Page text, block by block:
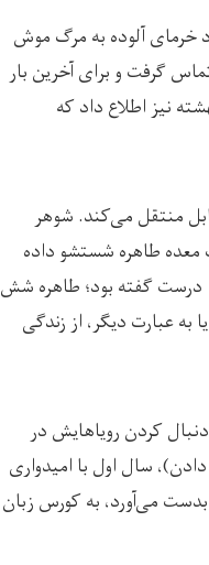
طاهره به تاریخ ۱۳ اپریل سال جاری، ساعت ۱:۳۳ بعد از ظهر، ناامیدانه ۹ عدد خرمای آلوده به مرگ موش
گرفت و برای آخرین بار
نیز اطلاع داد که
غرب کابل منتقل می‌کند. شوهر
معده‌ طاهره شستشو داده
درست گفته بود؛ طاهره شش
عبارت دیگر، از زندگی
کردن رویاهایش در
سال اول با امیدواری
می‌آورد، به کورس زبان